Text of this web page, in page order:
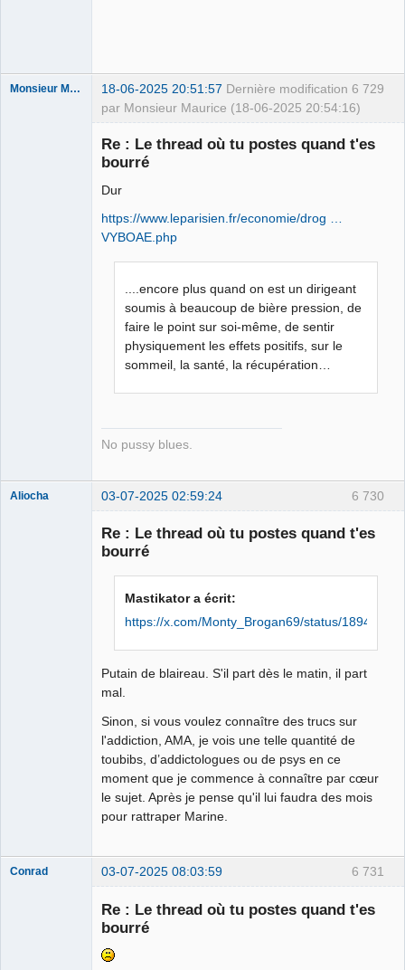
6 729
Monsieur Maurice 18-06-2025 20:51:57 Dernière modification
par Monsieur Maurice (18-06-2025 20:54:16)
Re : Le thread où tu postes quand t'es
bourré
Dur
https://www.leparisien.fr/economie/drog …
VYBOAE.php
....encore plus quand on est un dirigeant
soumis à beaucoup de bière pression, de
faire le point sur soi-même, de sentir
physiquement les effets positifs, sur le
sommeil, la santé, la récupération…
No pussy blues.
6 730
Aliocha 03-07-2025 02:59:24
Re : Le thread où tu postes quand t'es
bourré
Mastikator a écrit:
https://x.com/Monty_Brogan69/status/
Putain de blaireau. S'il part dès le matin, il part
mal.
Sinon, si vous voulez connaître des trucs sur
l'addiction, AMA, je vois une telle quantité de
toubibs, d’addictologues ou de psys en ce
moment que je commence à connaître par cœur
le sujet. Après je pense qu'il lui faudra des mois
pour rattraper Marine.
6 731
Conrad 03-07-2025 08:03:59
Re : Le thread où tu postes quand t'es
bourré